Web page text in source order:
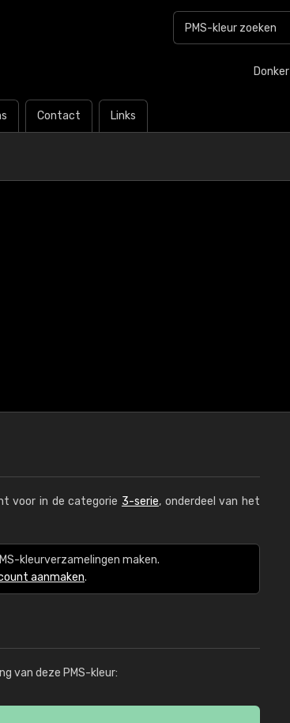
Donker
Contact Links
voor in de categorie 3-serie, onderdeel van het
kleurverzamelingen maken.
aanmaken.
van deze PMS-kleur: